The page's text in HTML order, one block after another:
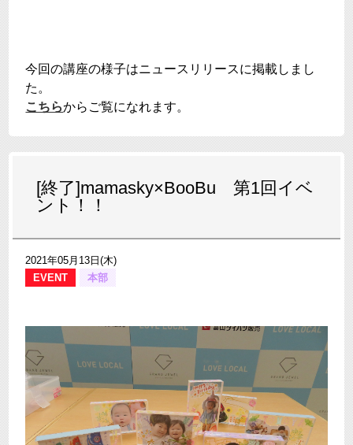
今回の講座の様子はニュースリリースに掲載しまし
た。
こちらからご覧になれます。
[終了]mamasky×BooBu 第1回イベ
ント！！
2021年05月13日(木)
EVENT
本部